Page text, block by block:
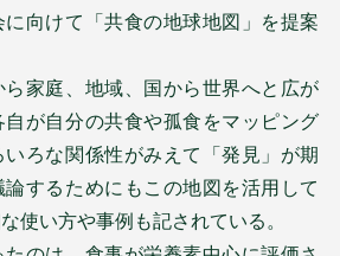
向けて「共食の地球地図」を提案
家庭、地域、国から世界へと広が
自が自分の共食や孤食をマッピング
いろな関係性がみえて「発見」が期
するためにもこの地図を活用して
使い方や事例も記されている。